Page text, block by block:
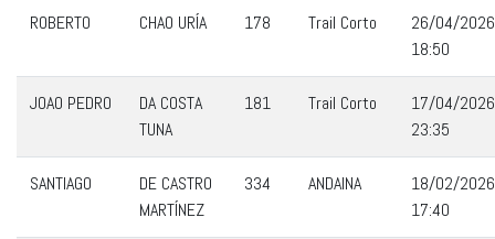
ROBERTO CHAO URÍA 178 Trail Corto
26/04/2026
18:50
JOAO PEDRO
DA COSTA
TUNA
181 Trail Corto
17/04/2026
23:35
SANTIAGO
DE CASTRO
MARTÍNEZ
334 ANDAINA
18/02/2026
17:40